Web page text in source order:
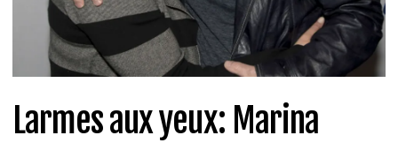
Larmes aux yeux: Marina